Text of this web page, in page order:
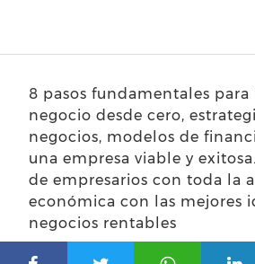
8 pasos fundamentales
negocio desde cero,
negocios, modelos de
una empresa viable y
de empresarios con toda la
económica con las mejores
negocios rentables